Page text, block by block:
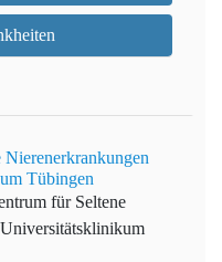
Nierenerkrankungen
Tübingen
für Seltene
Universitätsklinikum